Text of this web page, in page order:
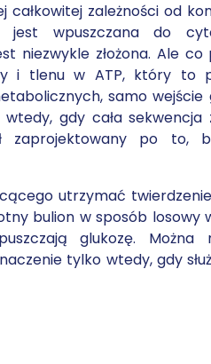
zależności od
wpuszczana do
niezwykle złożona. Ale
i tlenu w ATP, który to
samo
gdy cała sekwencja
zaprojektowany po to,
utrzymać twierdzenie
bulion w sposób losowy
glukozę. Można
tylko wtedy, gdy